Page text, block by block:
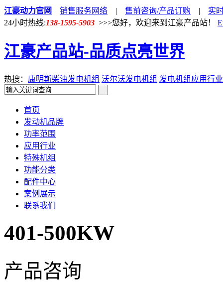
江豪动力官网 销售服务网络 | 售前咨询/产品订购 | 实
24小时热线:138-1595-5903 >>>您好，欢迎来到江豪产品站！
江豪产品站-品质点亮世界
热搜： 康明斯柴油发电机组 沃尔沃发电机组 发电机组应用行业
首页
发动机品牌
功率范围
应用行业
特殊机组
功能分类
配件中心
案例展示
联系我们
401-500KW
产品咨询